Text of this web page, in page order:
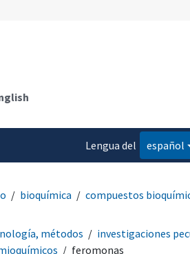
Lengua del
español
bioquímica compuestos
métodos
investigaciones
feromonas